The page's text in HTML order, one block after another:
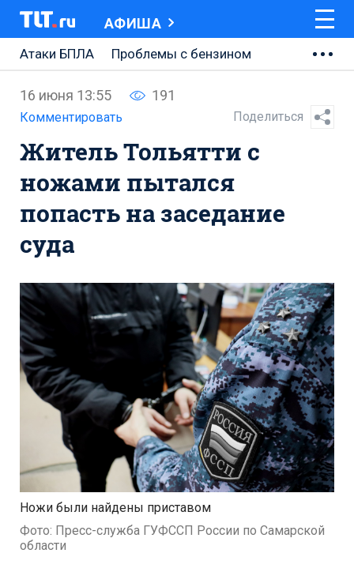
АФИША
Атаки БПЛА
Проблемы с бензином
Ремонт Центральной площади
Ремонт Обводного шоссе
Набережная Тольятти
Неделя Тольятти
16 июня 13:55 191
Комментировать Поделиться
Житель Тольятти с
ножами пытался
попасть на заседание
суда
Ножи были найдены приставом
Фото: Пресс-служба ГУФССП России по Самарской
области